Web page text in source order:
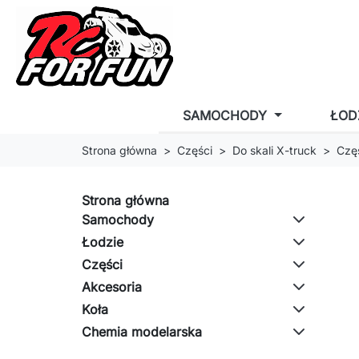
SAMOCHODY
Strona główna Części Do skali X-truck
Strona główna
Samochody
Łodzie
Części
Akcesoria
Koła
Chemia modelarska